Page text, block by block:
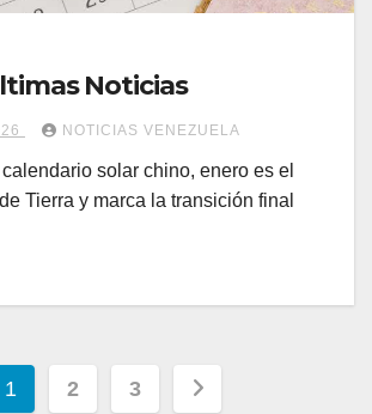
Noticias
NOTICIAS VENEZUELA
solar chino, enero es el
Tierra y marca la transición final
Paginación
1 2 3